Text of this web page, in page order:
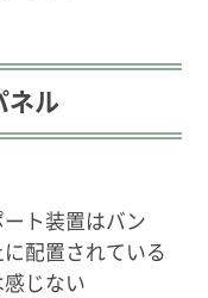
ネル
ト装置はバン
配置されている
じない